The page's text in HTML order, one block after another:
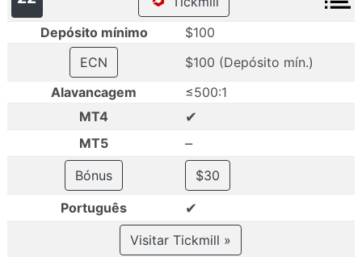
Depósito mínimo
$100
ECN
$100 (Depósito mín.)
Alavancagem
≤500:1
MT4
✔
MT5 –
Bónus
$30
Português
✔
Visitar Tickmill »